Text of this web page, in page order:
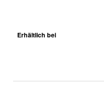
Erhältlich bei